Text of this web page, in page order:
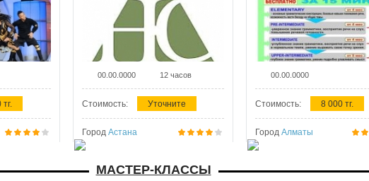
00.00.0000 12 часов
Стоимость: Уточните
Город Астана
00.00.0000
Стоимость: 8 000 тг.
Город Алматы
МАСТЕР-КЛАССЫ